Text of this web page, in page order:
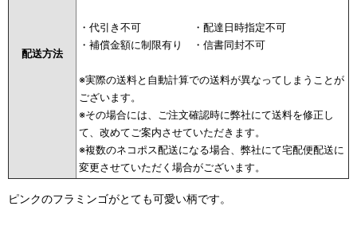
配送方法
・代引き不可 ・配達日時指定不可
・補償金額に制限有り ・信書同封不可
※実際の送料と自動計算での送料が異なってしまうことが
ございます。
※その場合には、ご注文確認時に弊社にて送料を修正し
て、改めてご案内させていただきます。
※複数のネコポス配送になる場合、弊社にて宅配便配送に
変更させていただく場合がございます。
ピンクのフラミンゴがとても可愛い柄です。